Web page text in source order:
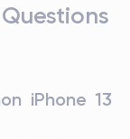
iPhone 13